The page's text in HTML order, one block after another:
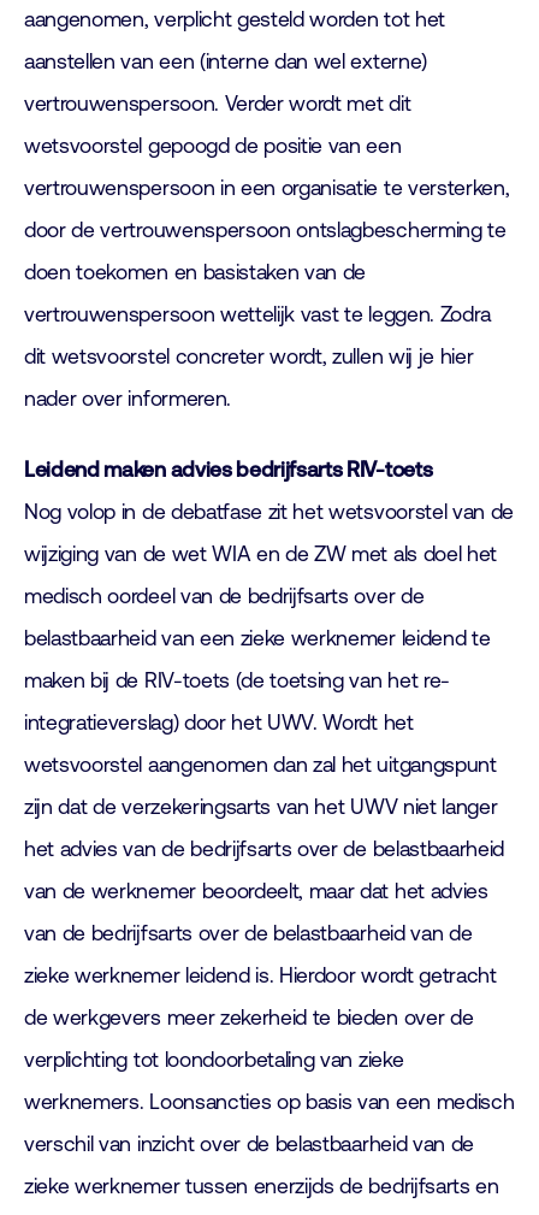
aangenomen, verplicht gesteld worden tot het
aanstellen van een (interne dan wel externe)
vertrouwenspersoon. Verder wordt met dit
wetsvoorstel gepoogd de positie van een
vertrouwenspersoon in een organisatie te versterken,
door de vertrouwenspersoon ontslagbescherming te
doen toekomen en basistaken van de
vertrouwenspersoon wettelijk vast te leggen. Zodra
dit wetsvoorstel concreter wordt, zullen wij je hier
nader over informeren.
Leidend maken advies bedrijfsarts RIV-toets
Nog volop in de debatfase zit het wetsvoorstel van de
wijziging van de wet WIA en de ZW met als doel het
medisch oordeel van de bedrijfsarts over de
belastbaarheid van een zieke werknemer leidend te
maken bij de RIV-toets (de toetsing van het re-
integratieverslag) door het UWV. Wordt het
wetsvoorstel aangenomen dan zal het uitgangspunt
zijn dat de verzekeringsarts van het UWV niet langer
het advies van de bedrijfsarts over de belastbaarheid
van de werknemer beoordeelt, maar dat het advies
van de bedrijfsarts over de belastbaarheid van de
zieke werknemer leidend is. Hierdoor wordt getracht
de werkgevers meer zekerheid te bieden over de
verplichting tot loondoorbetaling van zieke
werknemers. Loonsancties op basis van een medisch
verschil van inzicht over de belastbaarheid van de
zieke werknemer tussen enerzijds de bedrijfsarts en